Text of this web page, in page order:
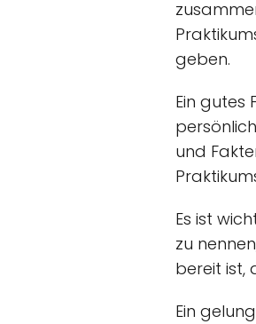
geben.
Ein gutes
und
Es ist
zu
bereit ist,
Ein